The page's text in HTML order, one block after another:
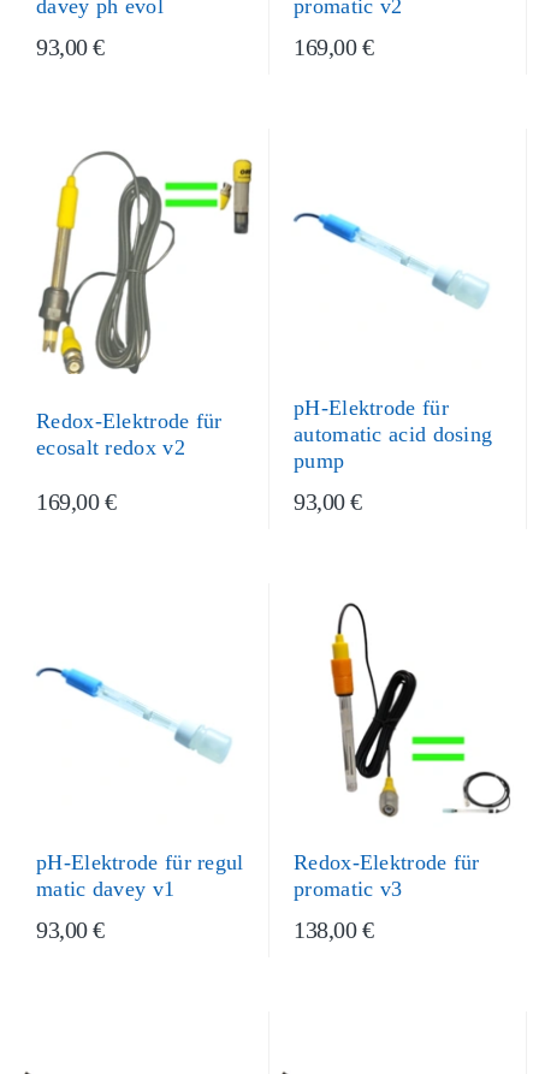
davey ph evol
93,00 €
promatic v2
169,00 €
Redox-Elektrode für
ecosalt redox v2
169,00 €
pH-Elektrode für
automatic acid dosing
pump
93,00 €
pH-Elektrode für regul
matic davey v1
93,00 €
Redox-Elektrode für
promatic v3
138,00 €